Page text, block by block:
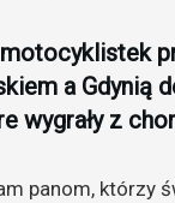
a Gdynią
wygrały z
panom, którzy